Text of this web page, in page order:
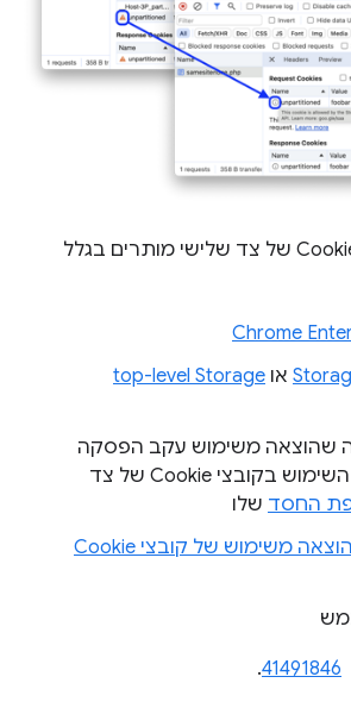
יכול להיות שקובצי Cookie של צד שלישי מותרים בגלל
או top-level Storage
שהוצאה משימוש עקב הפסקה
הדרגתית של השימוש בקובצי Cookie של צד
החסד שלו
היוריסטיקה להוצאה משימוש של קובצי Cookie
41491846
.